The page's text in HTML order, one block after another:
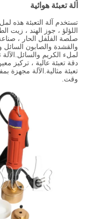
آلة تعبئة هوائية
تستخدم آلة التعبئة هذه
اللؤلؤ ، جوز الهند ، زيت
صلصة الفلفل الحار ،
والقشدة والصابون
لملء الكريم
دقة تعبئة عالية ، تركيز
تعبئة مثالية.الآلة مجهزة
وقت.